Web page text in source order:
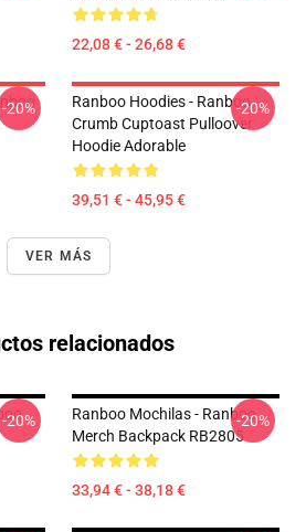
22,08 € - 26,68 €
-20%
Ranboo Hoodies - Ranboo
Crumb Cuptoast Pulloover
Hoodie Adorable
39,51 € - 45,95 €
-20%
VER MÁS
relacionados
-20%
Ranboo Mochilas - Ranboo
Merch Backpack RB2805
33,94 € - 38,18 €
-20%